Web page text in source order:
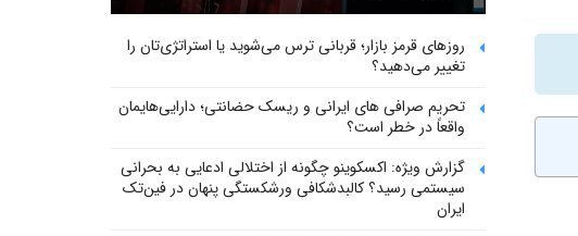
روزهای قرمز بازار؛ قربانی ترس می‌شوید یا استراتژی‌تان را
تغییر می‌دهید؟
تحریم صرافی های ایرانی و ریسک حضانتی؛ دارایی‌هایمان
واقعاً در خطر است؟
گزارش ویژه: اکسکوینو چگونه از اختلالی ادعایی به بحرانی
سیستمی رسید؟ کالبدشکافی ورشکستگی پنهان در فین‌تک
ایران